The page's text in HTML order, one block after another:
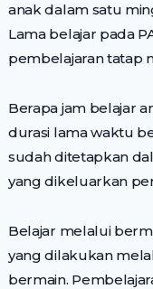
anak dalam satu
Lama belajar pada
pembelajaran tatap
Berapa jam belajar
durasi lama waktu
sudah ditetapkan
yang dikeluarkan
Belajar melalui
yang dilakukan
bermain.